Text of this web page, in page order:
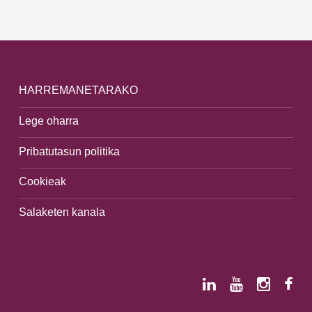
HARREMANETARAKO
Lege oharra
Pribatutasun politika
Cookieak
Salaketen kanala